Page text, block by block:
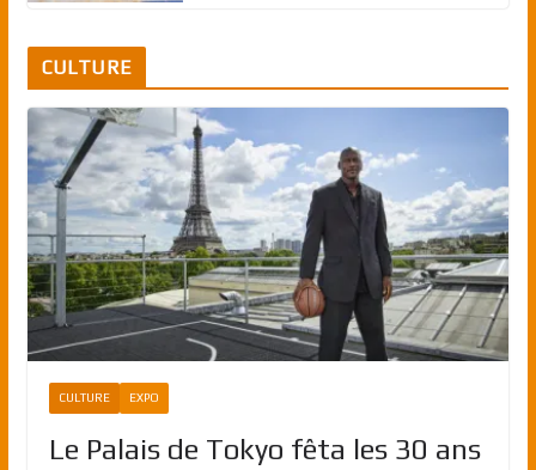
CULTURE
CULTURE EXPO
Le Palais de Tokyo fêta les 30 ans